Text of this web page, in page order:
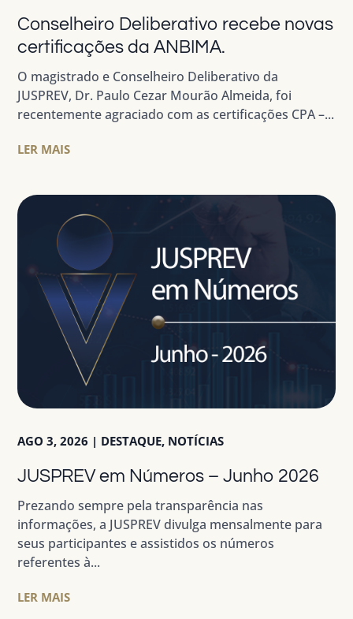
Conselheiro Deliberativo recebe novas
certificações da ANBIMA.
O magistrado e Conselheiro Deliberativo da
JUSPREV, Dr. Paulo Cezar Mourão Almeida, foi
recentemente agraciado com as certificações CPA –...
LER MAIS
JUSPREV em Números – Junho 2026
AGO 3, 2026 | DESTAQUE, NOTÍCIAS
Prezando sempre pela transparência nas
informações, a JUSPREV divulga mensalmente para
seus participantes e assistidos os números
referentes à...
LER MAIS